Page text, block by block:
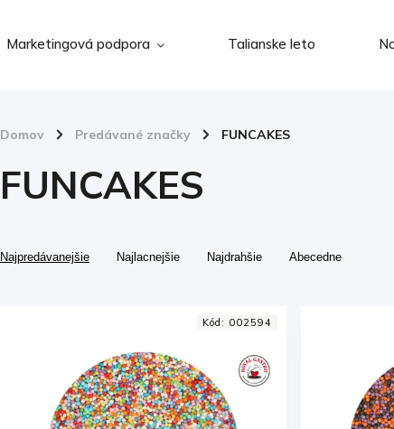
Marketingová podpora Talianske leto
Domov / Predávané značky / FUNCAKES
FUNCAKES
Najpredávanejšie Najlacnejšie Najdrahšie Abecedne
Kód: 002594